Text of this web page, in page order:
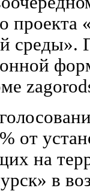
среды».
от
на
в